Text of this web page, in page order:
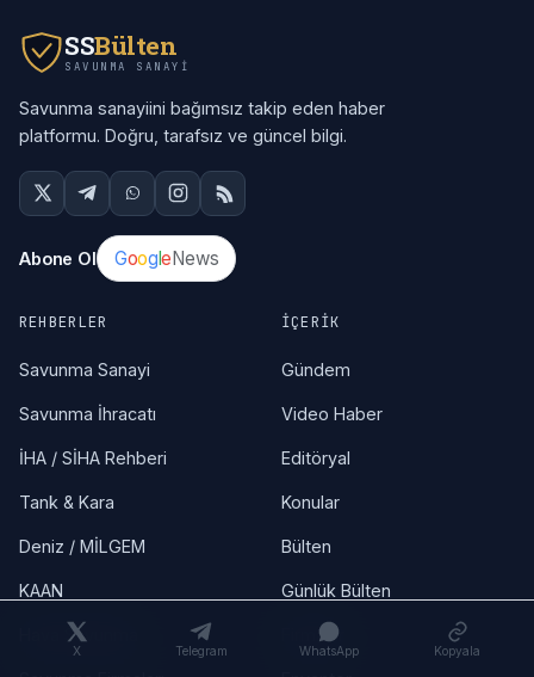
X Telegram WhatsApp Kopyala
SSBülten
SAVUNMA SANAYI
Savunma sanayiini bağımsız takip eden haber
platformu. Doğru, tarafsız ve güncel bilgi.
Abone Ol GoogleNews
REHBERLER
Savunma Sanayi
Savunma İhracatı
İHA / SİHA Rehberi
Tank & Kara
Deniz / MİLGEM
KAAN
Hava Savunma
İÇERIK
Gündem
Video Haber
Editöryal
Konular
Bülten
Günlük Bülten
Firmalar